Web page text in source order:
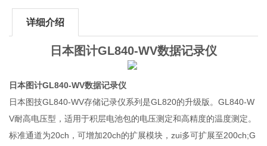
详细介绍
日本图计GL840-WV数据记录仪
日本图计GL840-WV数据记录仪
日本图技GL840-WV存储记录仪系列是GL820的升级版。GL840-W
V耐高电压型，适用于积层电池包的电压测定和高精度的温度测定。
标准通道为20ch，可增加20ch的扩展模块，zui多可扩展至200ch;G